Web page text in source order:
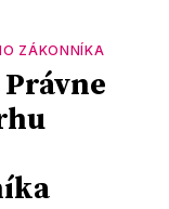
ZÁKONNÍKA